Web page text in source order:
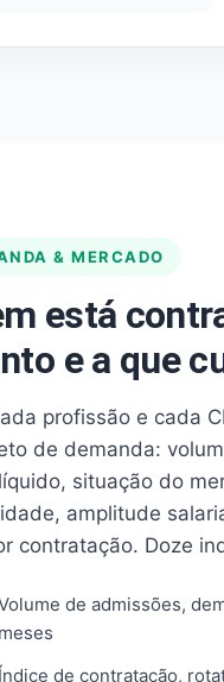
& MERCADO
está
e a que
profissão e cada
de demanda:
situação do
amplitude
contratação. Doze
de admissões,
meses
Índice de contratação,